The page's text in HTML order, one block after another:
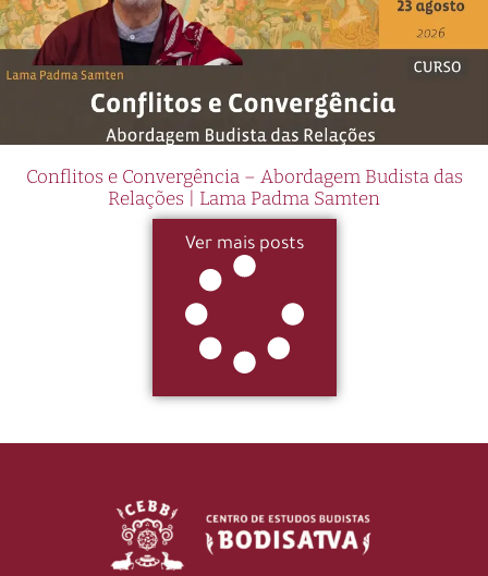
Conflitos e Convergência – Abordagem Budista das
Relações | Lama Padma Samten
Ver mais posts